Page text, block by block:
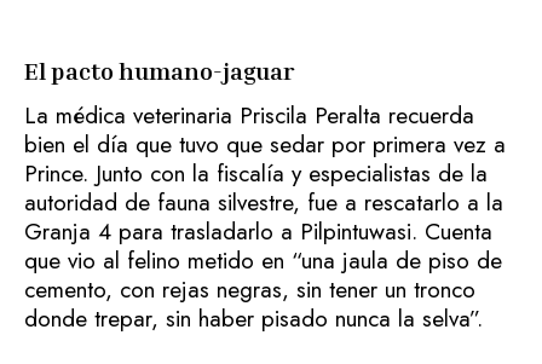
El pacto humano-jaguar
La médica veterinaria Priscila Peralta recuerda
bien el día que tuvo que sedar por primera vez a
Prince. Junto con la fiscalía y especialistas de la
autoridad de fauna silvestre, fue a rescatarlo a la
Granja 4 para trasladarlo a Pilpintuwasi. Cuenta
que vio al felino metido en “una jaula de piso de
cemento, con rejas negras, sin tener un tronco
donde trepar, sin haber pisado nunca la selva”.